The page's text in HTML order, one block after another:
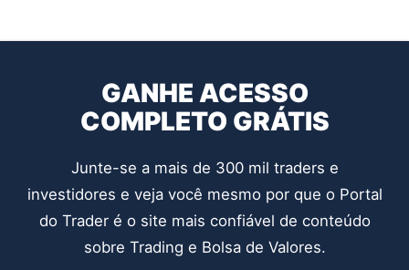
GANHE ACESSO
COMPLETO GRÁTIS
Junte-se a mais de 300 mil traders e
investidores e veja você mesmo por que o Portal
do Trader é o site mais confiável de conteúdo
sobre Trading e Bolsa de Valores.